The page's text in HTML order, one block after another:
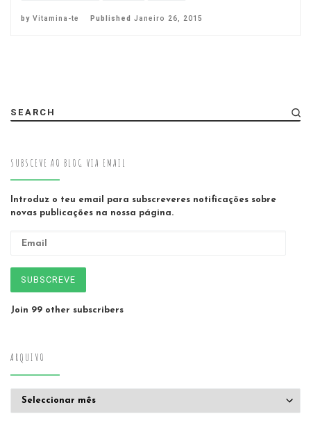
by Vitamina-te Published Janeiro 26, 2015
SEARCH
SUBSCEVE AO BLOG VIA EMAIL
Introduz o teu email para subscreveres notificações sobre
novas publicações na nossa página.
SUBSCREVE
Join 99 other subscribers
ARQUIVO